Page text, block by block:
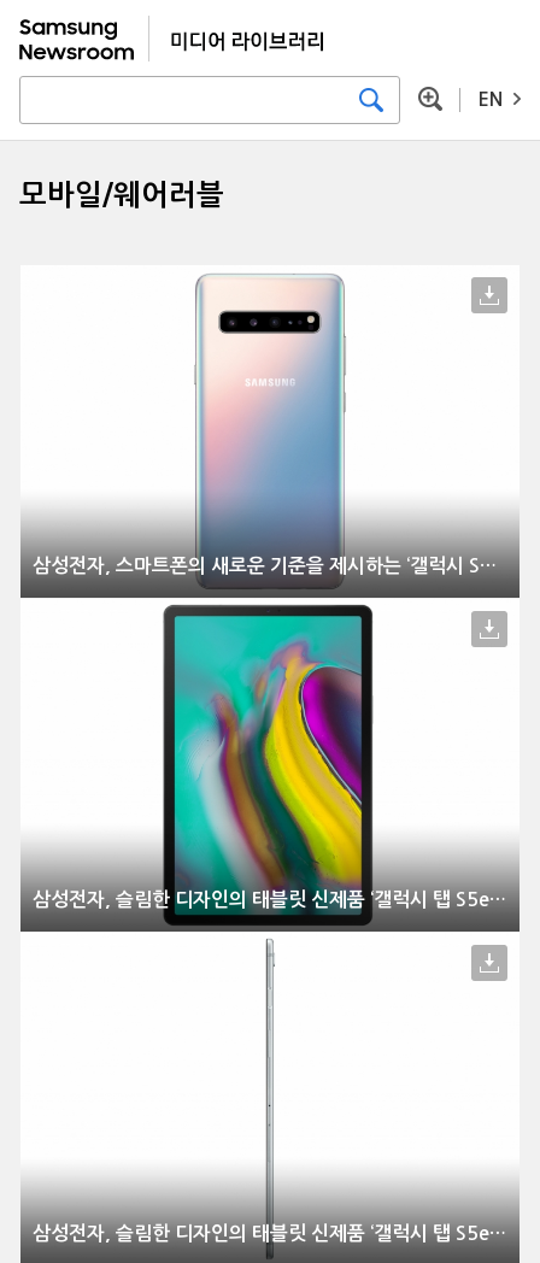
EN
모바일/웨어러블
삼성전자, 스마트폰의 새로운 기준을 제시하는 ‘갤럭시 S10’ 전격 공개
삼성전자, 슬림한 디자인의 태블릿 신제품 ‘갤럭시 탭 S5e’ 공개
삼성전자, 슬림한 디자인의 태블릿 신제품 ‘갤럭시 탭 S5e’ 공개